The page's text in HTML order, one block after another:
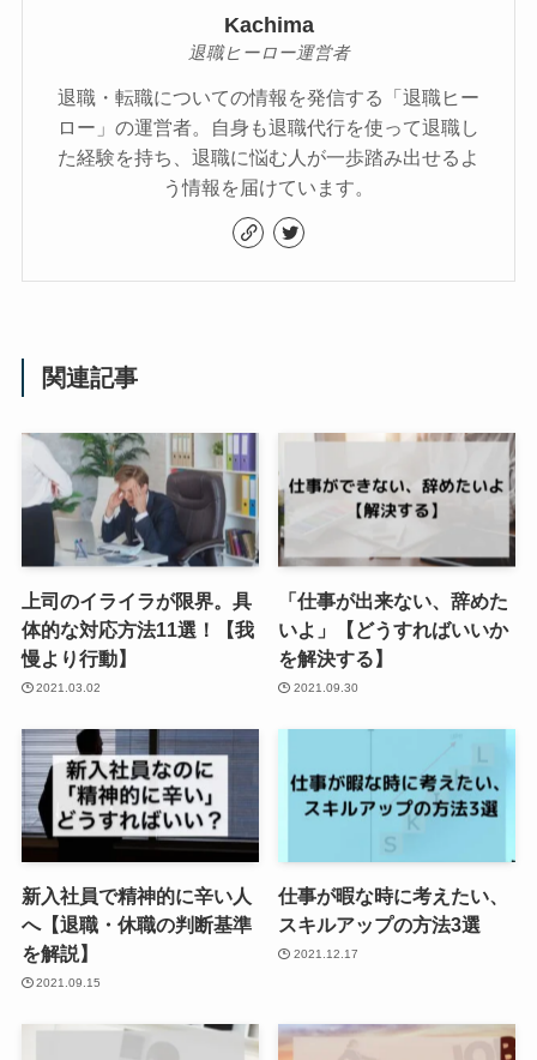
Kachima
退職ヒーロー運営者
退職・転職についての情報を発信する「退職ヒー
ロー」の運営者。自身も退職代行を使って退職し
た経験を持ち、退職に悩む人が一歩踏み出せるよ
う情報を届けています。
関連記事
上司のイライラが限界。具
体的な対応方法11選！【我
慢より行動】
2021.03.02
「仕事が出来ない、辞めた
いよ」【どうすればいいか
を解決する】
2021.09.30
新入社員で精神的に辛い人
へ【退職・休職の判断基準
を解説】
2021.09.15
仕事が暇な時に考えたい、
スキルアップの方法3選
2021.12.17